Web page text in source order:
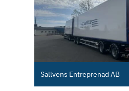
Sällvens Entreprenad AB